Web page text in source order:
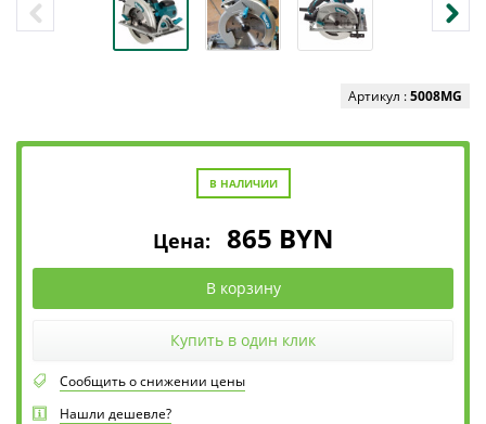
Артикул :5008MG
В НАЛИЧИИ
Цена: 865 BYN
В корзину
Купить в один клик
Сообщить о снижении цены
Нашли дешевле?